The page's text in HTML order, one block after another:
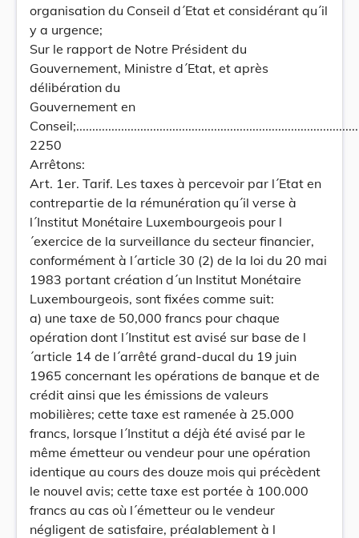
organisation du Conseil d´Etat et considérant qu´il
y a urgence;
Sur le rapport de Notre Président du
Gouvernement, Ministre d´Etat, et après
délibération du
Gouvernement en
2250
Arrêtons:
Art. 1er. Tarif. Les taxes à percevoir par l´Etat en
contrepartie de la rémunération qu´il verse à
l´Institut Monétaire Luxembourgeois pour l
´exercice de la surveillance du secteur financier,
conformément à l´article 30 (2) de la loi du 20 mai
1983 portant création d´un Institut Monétaire
Luxembourgeois, sont fixées comme suit:
a) une taxe de 50,000 francs pour chaque
opération dont l´Institut est avisé sur base de l
´article 14 de l´arrêté grand-ducal du 19 juin
1965 concernant les opérations de banque et de
crédit ainsi que les émissions de valeurs
mobilières; cette taxe est ramenée à 25.000
francs, lorsque l´Institut a déjà été avisé par le
même émetteur ou vendeur pour une opération
identique au cours des douze mois qui précèdent
le nouvel avis; cette taxe est portée à 100.000
francs au cas où l´émetteur ou le vendeur
négligent de satisfaire, préalablement à l